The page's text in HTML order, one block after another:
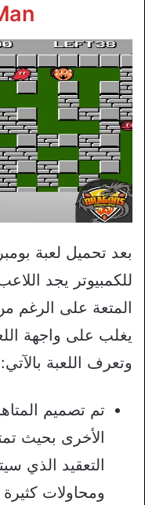
للكمبيوتر يجد
المتعة على الرغم
يغلب على واجهة
وتعرف اللعبة بالآتي:
تم تصميم
الأخرى بحيث
التعقيد الذي
ومحاولات